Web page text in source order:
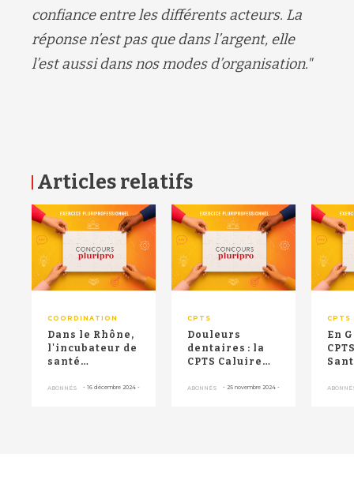
confiance entre les différents acteurs. La
réponse n’est pas que dans l’argent, elle
l’est aussi dans nos modes d’organisation."
Articles relatifs
COORDINATION
Dans le Rhône,
l'incubateur de
santé
porté par des
ABONNÉS - 16 décembre 2024 -
CPTS
Douleurs
dentaires : la
CPTS Caluire
pour son
ABONNÉS - 25 novembre 2024 -
CPTS
En
RETOUR HAUT DE PAGE